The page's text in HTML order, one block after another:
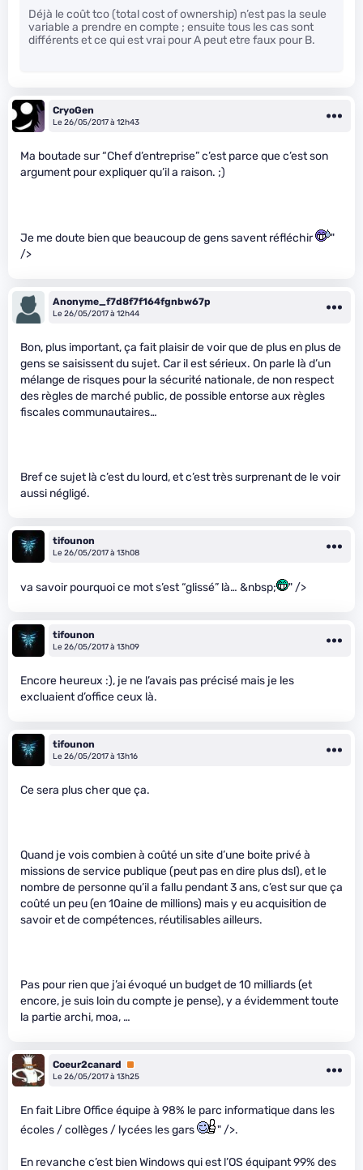
Déjà le coût tco (total cost of ownership) n’est pas la seule
variable a prendre en compte ; ensuite tous les cas sont
différents et ce qui est vrai pour A peut etre faux pour B.
CryoGen
Le 26/05/2017 à 12h43
Ma boutade sur “Chef d’entreprise” c’est parce que c’est son
argument pour expliquer qu’il a raison. ;)
Je me doute bien que beaucoup de gens savent réfléchir
"
/>
Anonyme_f7d8f7f164fgnbw67p
Le 26/05/2017 à 12h44
Bon, plus important, ça fait plaisir de voir que de plus en plus de
gens se saisissent du sujet. Car il est sérieux. On parle là d’un
mélange de risques pour la sécurité nationale, de non respect
des règles de marché public, de possible entorse aux règles
fiscales communautaires…
Bref ce sujet là c’est du lourd, et c’est très surprenant de le voir
aussi négligé.
tifounon
Le 26/05/2017 à 13h08
va savoir pourquoi ce mot s’est “glissé” là… &nbsp; " />
tifounon
Le 26/05/2017 à 13h09
Encore heureux :), je ne l’avais pas précisé mais je les
excluaient d’office ceux là.
tifounon
Le 26/05/2017 à 13h16
Ce sera plus cher que ça.
Quand je vois combien à coûté un site d’une boite privé à
missions de service publique (peut pas en dire plus dsl), et le
nombre de personne qu’il a fallu pendant 3 ans, c’est sur que ça
coûté un peu (en 10aine de millions) mais y eu acquisition de
savoir et de compétences, réutilisables ailleurs.
Pas pour rien que j’ai évoqué un budget de 10 milliards (et
encore, je suis loin du compte je pense), y a évidemment toute
la partie archi, moa, …
Coeur2canard
Premium
Le 26/05/2017 à 13h25
En fait Libre Office équipe à 98% le parc informatique dans les
écoles / collèges / lycées les gars
" />.
En revanche c’est bien Windows qui est l’OS équipant 99% des